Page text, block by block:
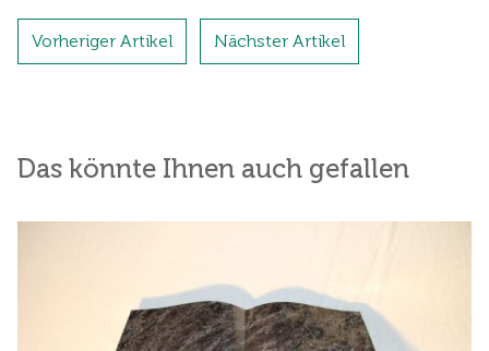
Vorheriger Artikel Nächster Artikel
Das könnte Ihnen auch gefallen